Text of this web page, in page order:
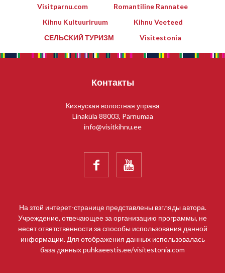
Visitparnu.com
Romantiline Rannatee
Kihnu Kultuuriruum
Kihnu Veeteed
СЕЛЬСКИЙ ТУРИЗМ
Visitestonia
Контакты
Кихнуская волостная управа
Linaküla 88003, Pärnumaa
info@visitkihnu.ee
 
На зтой интерет-странице представлены взгляды автора.
Учреждение, отвечающее за организацию программы, не
несет ответственности за способы использования данной
информации. Для отображения данных использовалась
база данных puhkaeestis.ee/visitestonia.com